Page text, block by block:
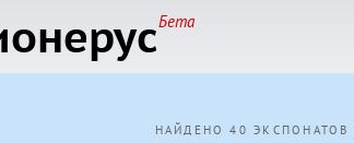
Бета
НАЙДЕНО 40 ЭКСПОНАТОВ